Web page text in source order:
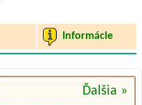
Informácie
Ďalšia »